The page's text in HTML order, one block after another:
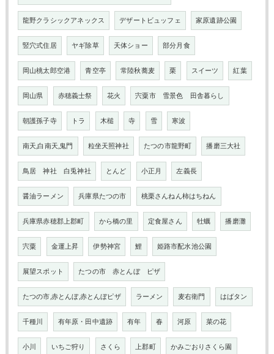
龍野クラシックアネックス デザートビュッフェ 家原遺跡公園
竪穴式住居 ヤギ除草 天体ショー 部分月食
岡山桃太郎空港 青空亭 常陸秋蕎麦 栗 スイーツ 紅葉
岡山県 赤穂義士祭 花火 宍粟市 雪景色 田舎暮らし
朝護孫子寺 トラ 木槌 寺 雪 寒波
南天,白南天,鬼門 粒坐天照神社 たつの市龍野町 播磨三大社
鳥居 神社 白兎神社 とんど 小正月 左義長
醤油ラーメン 兵庫県たつの市 桃栗さんねん柿はちねん
兵庫県赤穂郡上郡町 から橋の里 定食屋さん 牡蠣 播磨灘
宍粟 金運上昇 伊勢神宮 鯉 姫路市配水池公園
展望スポット たつの市 赤とんぼ ピザ
たつの市,赤とんぼ,赤とんぼピザ ラーメン 麦右衛門 はばタン
千種川 有年原・田中遺跡 有年 春 河原 菜の花
小川 いちご狩り さくら 上郡町 かみごおりさくら園